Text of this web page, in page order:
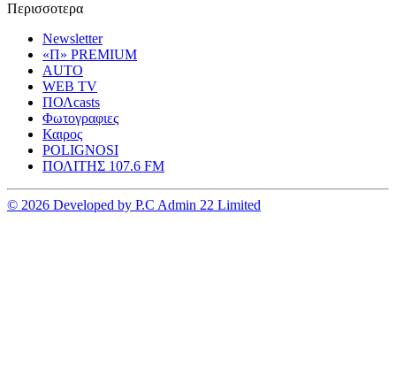
Περισσοτερα
Newsletter
«Π» PREMIUM
AUTO
WEB TV
ΠΟΛcasts
Φωτογραφιες
Καιρος
POLIGNOSI
ΠΟΛΙΤΗΣ 107.6 FM
© 2026 Developed by P.C Admin 22 Limited